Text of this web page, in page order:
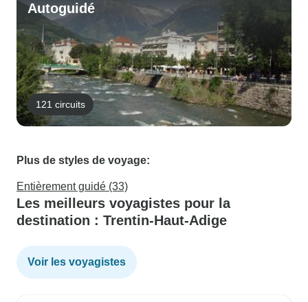
Autoguidé
121 circuits
Plus de styles de voyage:
Entièrement guidé (33)
Les meilleurs voyagistes pour la
destination : Trentin-Haut-Adige
Voir les voyagistes